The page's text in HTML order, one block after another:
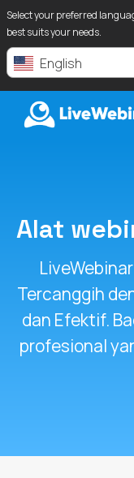
Select your preferred
best suits your needs.
English
Alat
Tercanggih
dan Efektif.
profesional